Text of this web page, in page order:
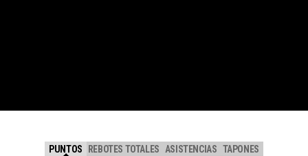
PUNTOS REBOTES TOTALES ASISTENCIAS TAPONES